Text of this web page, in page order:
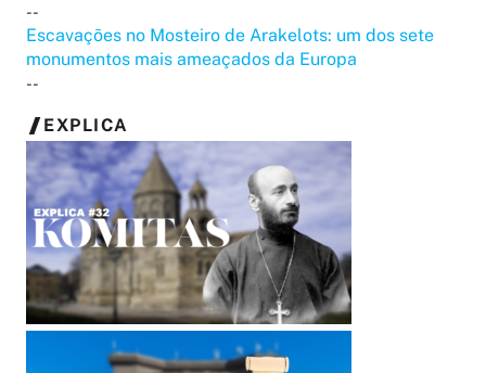
--
Escavações no Mosteiro de Arakelots: um dos sete
monumentos mais ameaçados da Europa
--
EXPLICA